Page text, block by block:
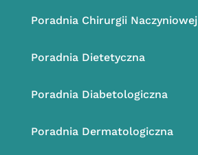
Poradnia Chirurgii Naczyniowej
Poradnia Dietetyczna
Poradnia Diabetologiczna
Poradnia Dermatologiczna